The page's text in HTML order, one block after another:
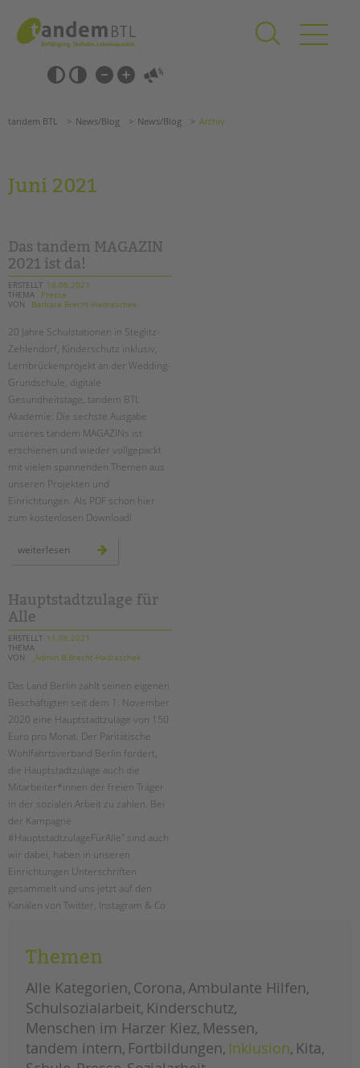
springen
Barrierefrei-
Einstellungen
überspringen
überspringen
Förderzentren
Kollegs
EFöB
Schulbezogene Sozialarbeit
HILFEN ZUR ERZIEHUNG
EINGLIEDERUNGSHILFE
BETREUTES WOHNEN
TANDEM BTL AKADEMIE
Zertfikatskurse
Seminarkalender
PROFIL | LEITBILD
Bereiche im Überblick
Kinder- und Jugendschutz
Unsere Videos
Gesellschafter VdK
schoolcoach BTL
tandem international
KARRIERE
Stellenangebote
tandem als Arbeitgeberin
NEWS/BLOG
unkuerzbar
Briefe an Kai
Magazin
Impressum
Datenschutz
Hinweisgebersystem
Intranet
Suchen
tandem BTL News/Blog News/Blog Archiv
Juni 2021
Das tandem MAGAZIN
2021 ist da!
ERSTELLT 16.06.2021
THEMA
Presse
VON
Barbara Brecht-Hadraschek
20 Jahre Schulstationen in Steglitz-
Zehlendorf, Kinderschutz inklusiv,
Lernbrückenprojekt an der Wedding-
Grundschule, digitale
Gesundheitstage, tandem BTL
Akademie: Die sechste Ausgabe
unseres tandem MAGAZINs ist
erschienen und wieder vollgepackt
mit vielen spannenden Themen aus
unseren Projekten und
Einrichtungen. Als PDF schon hier
zum kostenlosen Download!
weiterlesen
tandem
da!
Hauptstadtzulage für
Alle
ERSTELLT 11.06.2021
THEMA
VON
_Admin B.Brecht-Hadraschek
Das Land Berlin zahlt seinen eigenen
Beschäftigten seit dem 1. November
2020 eine Hauptstadtzulage von 150
Euro pro Monat. Der Paritätische
Wohlfahrtsverband Berlin fordert,
die Hauptstadtzulage auch die
Mitarbeiter*innen der freien Träger
in der sozialen Arbeit zu zahlen. Bei
der Kampagne
#HauptstadtzulageFürAlle" sind auch
wir dabei, haben in unseren
Einrichtungen Unterschriften
gesammelt und uns jetzt auf den
Kanälen von Twitter, Instagram & Co
weiterlesenhauptstadtzulage
für
Themen
Alle Kategorien Corona Ambulante Hilfen
Schulsozialarbeit Kinderschutz
Menschen im Harzer Kiez Messen
tandem intern Fortbildungen Inklusion Kita